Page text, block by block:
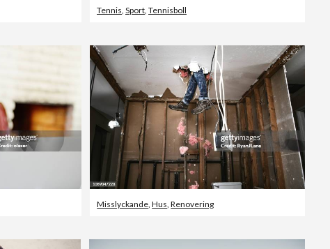
Tennis, Sport, Tennisboll
Misslyckande,Hus,Renovering